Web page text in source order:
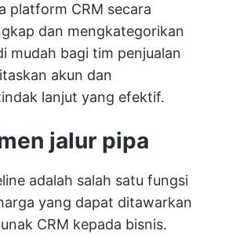
platform CRM secara
dan mengkategorikan
mudah bagi tim penjualan
akun dan
lanjut yang efektif.
jalur pipa
adalah salah satu fungsi
yang dapat ditawarkan
CRM kepada bisnis.